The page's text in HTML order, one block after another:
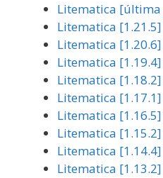
Litematica [última
Litematica [1.21.5]
Litematica [1.20.6]
Litematica [1.19.4]
Litematica [1.18.2]
Litematica [1.17.1]
Litematica [1.16.5]
Litematica [1.15.2]
Litematica [1.14.4]
Litematica [1.13.2]